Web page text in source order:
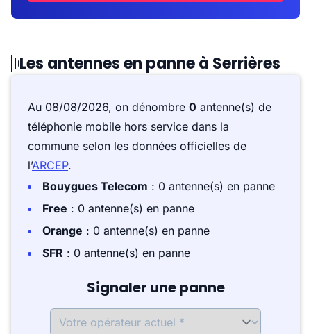
Les antennes en panne à Serrières
Au 08/08/2026, on dénombre 0 antenne(s) de
téléphonie mobile hors service dans la
commune selon les données officielles de
l’ARCEP.
Bouygues Telecom : 0 antenne(s) en panne
Free : 0 antenne(s) en panne
Orange : 0 antenne(s) en panne
SFR : 0 antenne(s) en panne
Signaler une panne